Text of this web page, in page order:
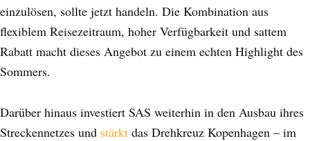
einzulösen, sollte jetzt handeln. Die Kombination aus
flexiblem Reisezeitraum, hoher Verfügbarkeit und sattem
Rabatt macht dieses Angebot zu einem echten Highlight des
Sommers.
Darüber hinaus investiert SAS weiterhin in den Ausbau ihres
Streckennetzes und stärkt das Drehkreuz Kopenhagen – im